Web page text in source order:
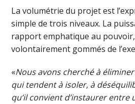
La volumétrie du projet est
simple de trois niveaux. La
rapport emphatique au
volontairement gommés de
«Nous avons cherché à
qui tendent à isoler, à
qu’il convient d’instaurer